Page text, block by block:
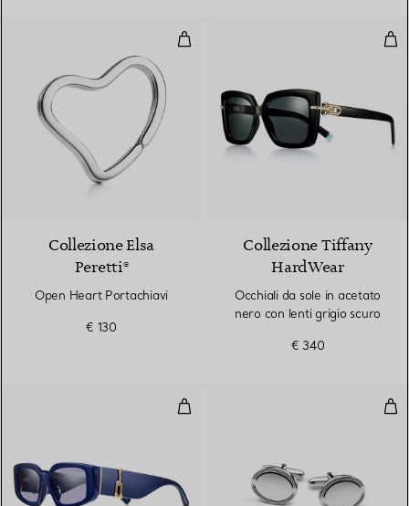
Open Heart Portachiavi
Collezione Elsa
Peretti®
Open Heart Portachiavi
€ 130
Collezione Tiffany
HardWear
Occhiali da sole in acetato
nero con lenti grigio scuro
€ 340
Occhiali da sole in acetato blu